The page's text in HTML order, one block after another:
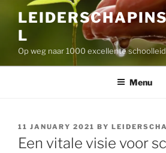
L
Op weg naar 1000 excellente
Menu
POSTED
ON
11 JANUARY 2021 BY
Een vitale visie voor